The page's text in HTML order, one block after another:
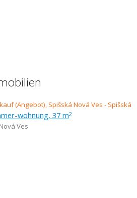
wohnung, 37 m2
Ves